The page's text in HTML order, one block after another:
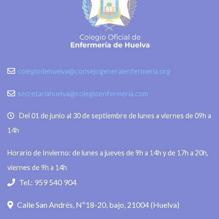
colegiodehuelva@consejogeneralenfermeria.org
secretariahuelva@colegioenfermeria.com
Del 01 de junio al 30 de septiembre de lunes a viernes de 09h a
14h
Horario de Invierno: de lunes a jueves de 9h a 14h y de 17h a 20h,
viernes de 9h a 14h
Tel.: 959 540 904
Calle San Andrés, Nº18-20, bajo, 21004 (Huelva)